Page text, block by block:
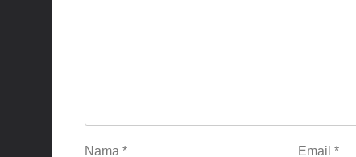
Nama * Email*